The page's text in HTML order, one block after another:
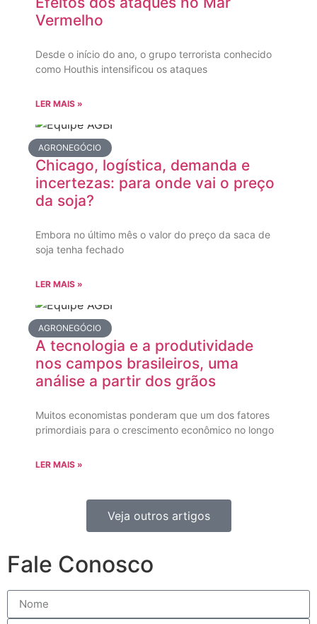
Vermelho
Desde o início do ano, o grupo terrorista conhecido
como Houthis intensificou os ataques
LER MAIS »
AGRONEGÓCIO
Chicago, logística, demanda e
incertezas: para onde vai o preço
da soja?
Embora no último mês o valor do preço da saca de
soja tenha fechado
LER MAIS »
AGRONEGÓCIO
A tecnologia e a produtividade
nos campos brasileiros, uma
análise a partir dos grãos
Muitos economistas ponderam que um dos fatores
primordiais para o crescimento econômico no longo
LER MAIS »
Veja outros artigos
Fale Conosco